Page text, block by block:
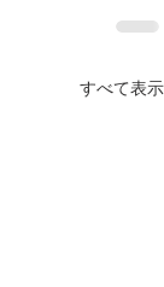
すべて表示